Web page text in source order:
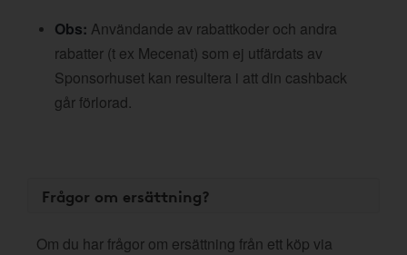
Obs: Användande av rabattkoder och andra
rabatter (t ex Mecenat) som ej utfärdats av
Sponsorhuset kan resultera i att din cashback
går förlorad.
Frågor om ersättning?
Om du har frågor om ersättning från ett köp via